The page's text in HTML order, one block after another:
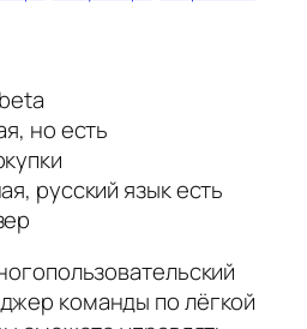
но есть
русский язык есть
команды по лёгкой